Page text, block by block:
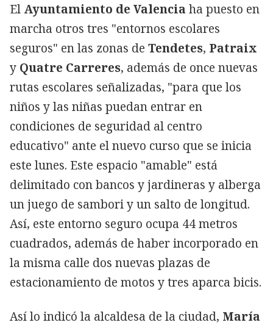
El Ayuntamiento de Valencia ha puesto en
marcha otros tres "entornos escolares
seguros" en las zonas de Tendetes, Patraix
y Quatre Carreres, además de once nuevas
rutas escolares señalizadas, "para que los
niños y las niñas puedan entrar en
condiciones de seguridad al centro
educativo" ante el nuevo curso que se inicia
este lunes. Este espacio "amable" está
delimitado con bancos y jardineras y alberga
un juego de sambori y un salto de longitud.
Así, este entorno seguro ocupa 44 metros
cuadrados, además de haber incorporado en
la misma calle dos nuevas plazas de
estacionamiento de motos y tres aparca bicis.
Así lo indicó la alcaldesa de la ciudad, María